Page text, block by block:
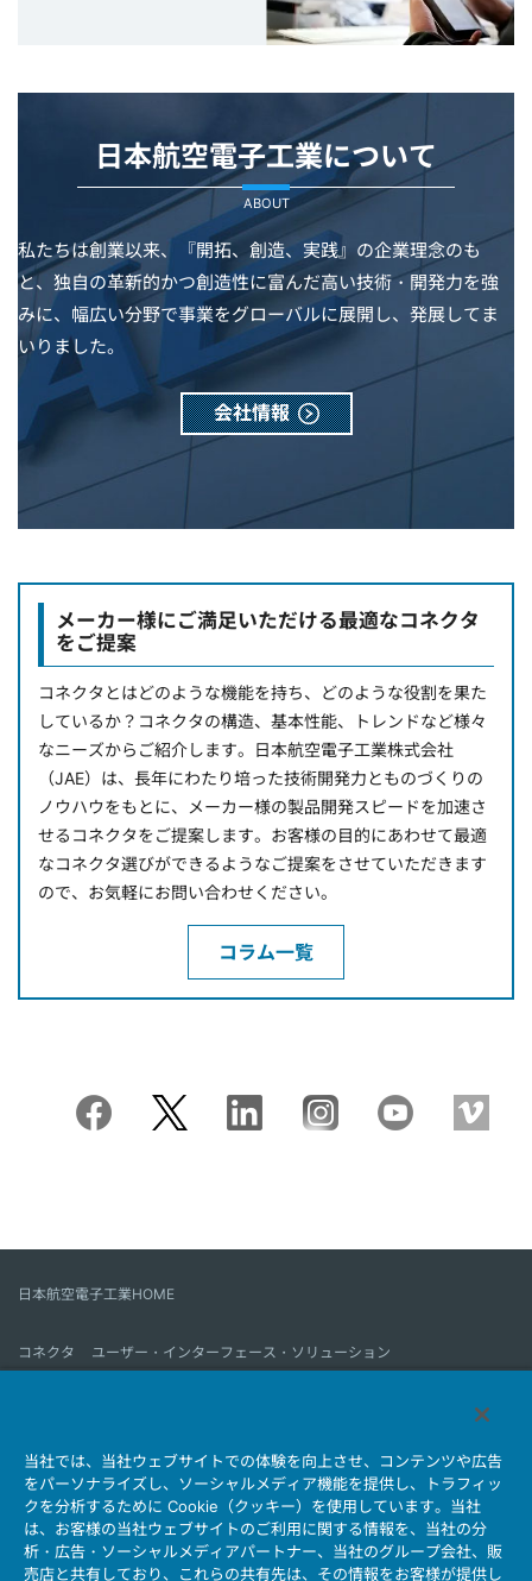
日本航空電子工業について
ABOUT
私たちは創業以来、『開拓、創造、実践』の企業理念のも
と、独自の革新的かつ創造性に富んだ高い技術・開発力を強
みに、幅広い分野で事業をグローバルに展開し、発展してま
いりました。
会社情報
メーカー様にご満足いただける最適なコネクタ
をご提案
コネクタとはどのような機能を持ち、どのような役割を果た
しているか？コネクタの構造、基本性能、トレンドなど様々
なニーズからご紹介します。日本航空電子工業株式会社
（JAE）は、長年にわたり培った技術開発力とものづくりの
ノウハウをもとに、メーカー様の製品開発スピードを加速さ
せるコネクタをご提案します。お客様の目的にあわせて最適
なコネクタ選びができるようなご提案をさせていただきます
ので、お気軽にお問い合わせください。
コラム一覧
日本航空電子工業HOME
コネクタ
ユーザー・インターフェース・ソリューション
会社情報 サステナビリティ IR情報 採用情報
会社情報新着一覧
製品情報新着一覧
サイトマップ お問い合わせ
当社では、当社ウェブサイトでの体験を向上させ、コンテンツや広告
をパーソナライズし、ソーシャルメディア機能を提供し、トラフィッ
クを分析するために Cookie（クッキー）を使用しています。当社
は、お客様の当社ウェブサイトのご利用に関する情報を、当社の分
析・広告・ソーシャルメディアパートナー、当社のグループ会社、販
売店と共有しており、これらの共有先は、その情報をお客様が提供し